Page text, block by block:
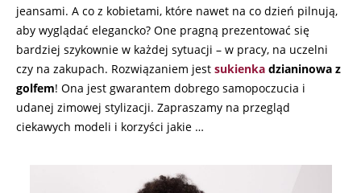
jeansami. A co z kobietami, które nawet na co dzień pilnują,
aby wyglądać elegancko? One pragną prezentować się
bardziej szykownie w każdej sytuacji – w pracy, na uczelni
czy na zakupach. Rozwiązaniem jest sukienka dzianinowa z
golfem! Ona jest gwarantem dobrego samopoczucia i
udanej zimowej stylizacji. Zapraszamy na przegląd
ciekawych modeli i korzyści jakie …